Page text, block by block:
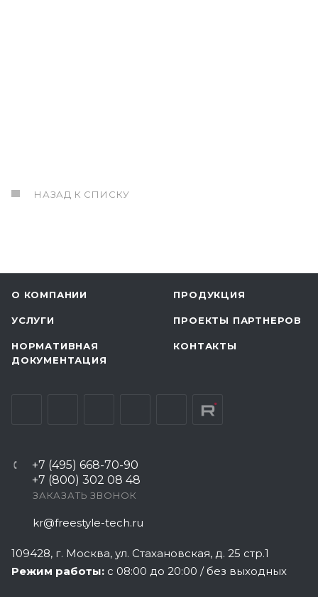
НАЗАД К СПИСКУ
О КОМПАНИИ ПРОДУКЦИЯ
УСЛУГИ ПРОЕКТЫ ПАРТНЕРОВ
НОРМАТИВНАЯ
ДОКУМЕНТАЦИЯ
КОНТАКТЫ
+7 (495) 668-70-90
+7 (800) 302 08 48
ЗАКАЗАТЬ ЗВОНОК
kr@freestyle-tech.ru
109428, г. Москва, ул. Стахановская, д. 25 стр.1
Режим работы: с 08:00 до 20:00 / без выходных